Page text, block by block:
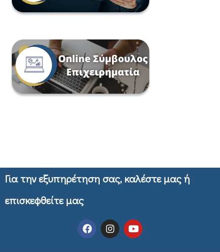
Για την εξυπηρέτηση σας, καλέστε μας ή
επισκεφθείτε μας